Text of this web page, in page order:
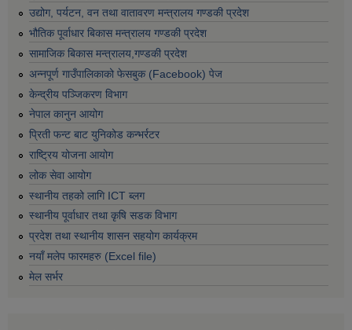
उद्योग, पर्यटन, वन तथा वातावरण मन्त्रालय गण्डकी प्रदेश
भौतिक पूर्वाधार बिकास मन्त्रालय गण्डकी प्रदेश
सामाजिक बिकास मन्त्रालय,गण्डकी प्रदेश
अन्नपूर्ण गाउँपालिकाको फेसबुक (Facebook) पेज
केन्द्रीय पञ्जिकरण विभाग
नेपाल कानुन आयोग
प्रिती फन्ट बाट युनिकोड कन्भर्रटर
राष्ट्रिय योजना आयोग
लोक सेवा आयोग
स्थानीय तहको लागि ICT ब्लग
स्थानीय पूर्वाधार तथा कृषि सडक विभाग
प्रदेश तथा स्थानीय शासन सहयोग कार्यक्रम
नयाँ मलेप फारमहरु (Excel file)
मेल सर्भर